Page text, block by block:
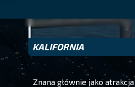
KALIFORNIA
Znana głównie jako